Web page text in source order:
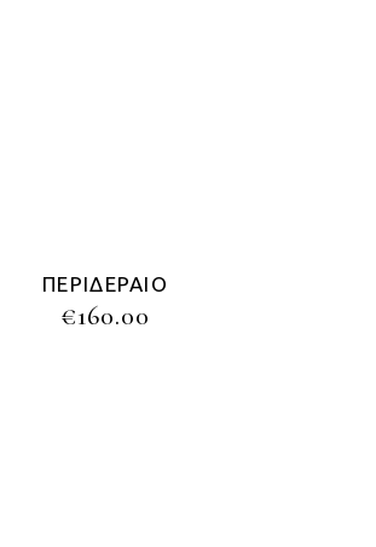
ΠΕΡΙΔΈΡΑΙΟ
€160.00